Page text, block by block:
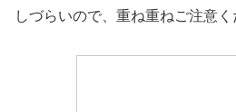
しづらいので、重ね重ねご注意く